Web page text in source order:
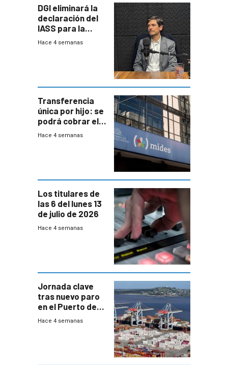
DGI eliminará la
declaración del
IASS para la
mayoría de los
Hace 4 semanas
Transferencia
única por hijo: se
podrá cobrar el
100% en efectivo
Hace 4 semanas
Los titulares de
las 6 del lunes 13
de julio de 2026
Hace 4 semanas
Jornada clave
tras nuevo paro
en el Puerto de
Montevideo
Hace 4 semanas